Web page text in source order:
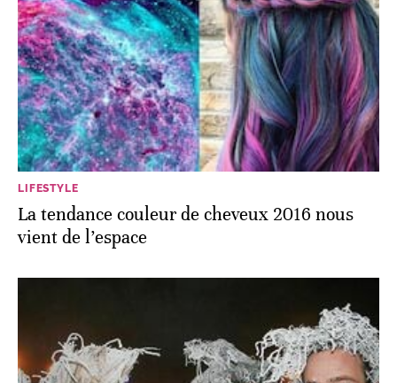
LIFESTYLE
La tendance couleur de cheveux 2016 nous
vient de l’espace